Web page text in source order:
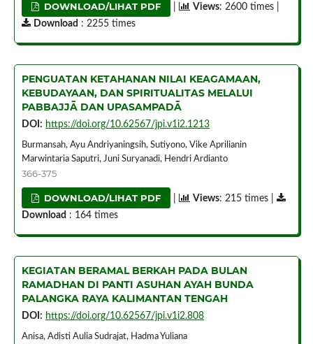
DOWNLOAD/LIHAT PDF Views: 2600 times |
Download : 2255 times
PENGUATAN KETAHANAN NILAI KEAGAMAAN,
KEBUDAYAAN, DAN SPIRITUALITAS MELALUI
PABBAJJĀ DAN UPASAMPADĀ
DOI: https://doi.org/10.62567/jpi.v1i2.1213
Burmansah, Ayu Andriyaningsih, Sutiyono, Vike Aprilianin
Marwintaria Saputri, Juni Suryanadi, Hendri Ardianto
366-375
DOWNLOAD/LIHAT PDF Views: 215 times |
Download : 164 times
KEGIATAN BERAMAL BERKAH PADA BULAN
RAMADHAN DI PANTI ASUHAN AYAH BUNDA
PALANGKA RAYA KALIMANTAN TENGAH
DOI: https://doi.org/10.62567/jpi.v1i2.808
Anisa, Adisti Aulia Sudrajat, Hadma Yuliana